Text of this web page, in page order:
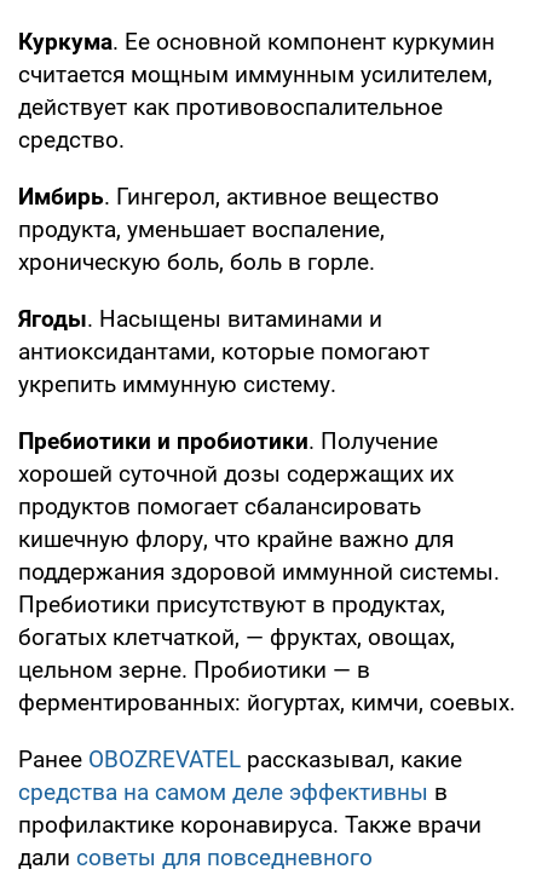
Куркума. Ее основной компонент куркумин
считается мощным иммунным усилителем,
действует как противовоспалительное
средство.
Имбирь. Гингерол, активное вещество
продукта, уменьшает воспаление,
хроническую боль, боль в горле.
Ягоды. Насыщены витаминами и
антиоксидантами, которые помогают
укрепить иммунную систему.
Пребиотики и пробиотики. Получение
хорошей суточной дозы содержащих их
продуктов помогает сбалансировать
кишечную флору, что крайне важно для
поддержания здоровой иммунной системы.
Пребиотики присутствуют в продуктах,
богатых клетчаткой, — фруктах, овощах,
цельном зерне. Пробиотики — в
ферментированных: йогуртах, кимчи, соевых.
Ранее OBOZREVATEL рассказывал, какие
средства на самом деле эффективны в
профилактике коронавируса. Также врачи
дали советы для повседневного